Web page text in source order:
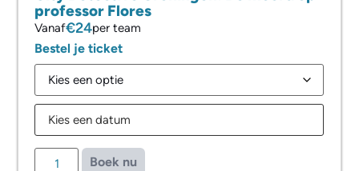
professor Flores
Vanaf€24per team
Bestel je ticket
Boek nu